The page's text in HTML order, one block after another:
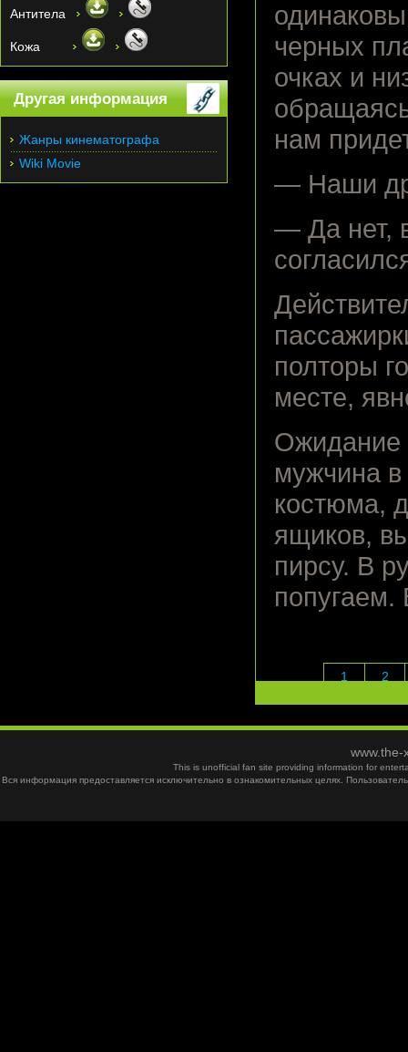
черных
очках и
нам
— Наши
— Да нет,
полторы
месте,
Ожидание
мужчина
костюма,
ящиков,
пирсу. В
1 2
Антитела
Кожа
Другая информация
Жанры кинематографа
Wiki Movie
This is unofficial fan site providing information for
Вся информация предоставляется исключительно в ознакомительных целях.